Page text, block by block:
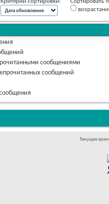
Критерий сортировки:
Сортировать
сообщениями
сообщений
Текущее